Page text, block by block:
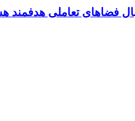
فضاهای تعاملی هدفمند